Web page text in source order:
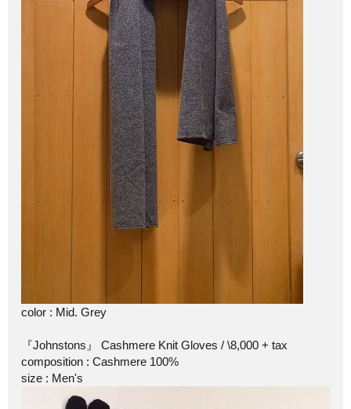
color : Mid. Grey
『Johnstons』 Cashmere Knit Gloves / \8,000 + tax
composition : Cashmere 100%
size : Men's